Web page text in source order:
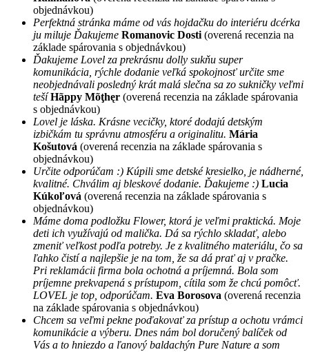
objednávkou)
Perfektná stránka máme od vás hojdačku do interiéru dcérka
ju miluje Ďakujeme Romanovic Dosti (overená recenzia na
základe spárovania s objednávkou)
Ďakujeme Lovel za prekrásnu dolly sukňu super
komunikácia, rýchle dodanie veľká spokojnosť určite sme
neobjednávali posledný krát malá slečna sa zo sukničky veľmi
tešíHãppy Mõţhęr (overená recenzia na základe spárovania
s objednávkou)
Lovel je láska. Krásne vecičky, ktoré dodajú detským
izbičkám tu správnu atmosféru a originalitu. Mária
Košutová (overená recenzia na základe spárovania s
objednávkou)
Určite odporúčam :) Kúpili sme detské kresielko, je nádherné,
kvalitné. Chválim aj bleskové dodanie. Ďakujeme :) Lucia
Kúkoľová (overená recenzia na základe spárovania s
objednávkou)
Máme doma podložku Flower, ktorá je veľmi praktická. Moje
deti ich využívajú od malička. Dá sa rýchlo skladať, alebo
zmeniť veľkost podľa potreby. Je z kvalitného materiálu, čo sa
ľahko čistí a najlepšie je na tom, že sa dá prať aj v pračke.
Pri reklamácii firma bola ochotná a príjemná. Bola som
príjemne prekvapená s prístupom, cítila som že chcú pomôcť.
LOVEL je top, odporúčam. Eva Borosova (overená recenzia
na základe spárovania s objednávkou)
Chcem sa veľmi pekne poďakovať za prístup a ochotu vrámci
komunikácie a výberu. Dnes nám bol doručený balíček od
Vás a to hniezdo a ľanový baldachýn Pure Nature a som